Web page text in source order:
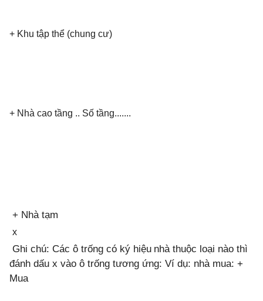
+ Khu tập thể (chung cư)
+ Nhà cao tầng .. Số tầng.......
+ Nhà tạm
x
Ghi chú: Các ô trống có ký hiệu nhà thuộc loại nào thì
đánh dấu x vào ô trống tương ứng: Ví dụ: nhà mua: +
Mua